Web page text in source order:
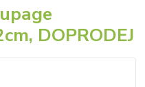
DOPRODEJ